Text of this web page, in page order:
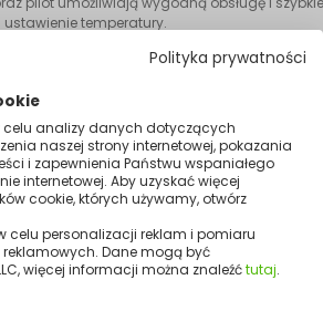
Polityka prywatności
celu analizy danych dotyczących
naszej strony internetowej, pokazania
i zapewnienia Państwu wspaniałego
internetowej. Aby uzyskać więcej
cookie, których używamy, otwórz
celu personalizacji reklam i pomiaru
Dane mogą być
więcej informacji można znaleźćtutaj.
ustawienie temperatury.